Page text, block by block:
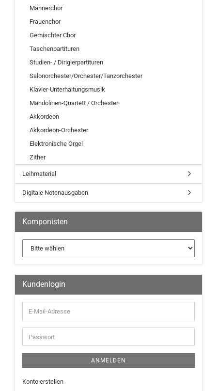
Männerchor
Frauenchor
Gemischter Chor
Taschenpartituren
Studien- / Dirigierpartituren
Salonorchester/Orchester/Tanzorchester
Klavier-Unterhaltungsmusik
Mandolinen-Quartett / Orchester
Akkordeon
Akkordeon-Orchester
Elektronische Orgel
Zither
Leihmaterial
Digitale Notenausgaben
Komponisten
Kundenlogin
ANMELDEN
Konto erstellen